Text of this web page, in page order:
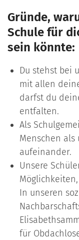
Gründe,
Schule für
sein könnte:
Du stehst bei
mit allen
darfst du
entfalten.
Als
Menschen als
aufeinander.
Unsere
In unseren
für